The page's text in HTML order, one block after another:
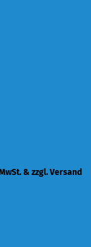
& zzgl. Versand